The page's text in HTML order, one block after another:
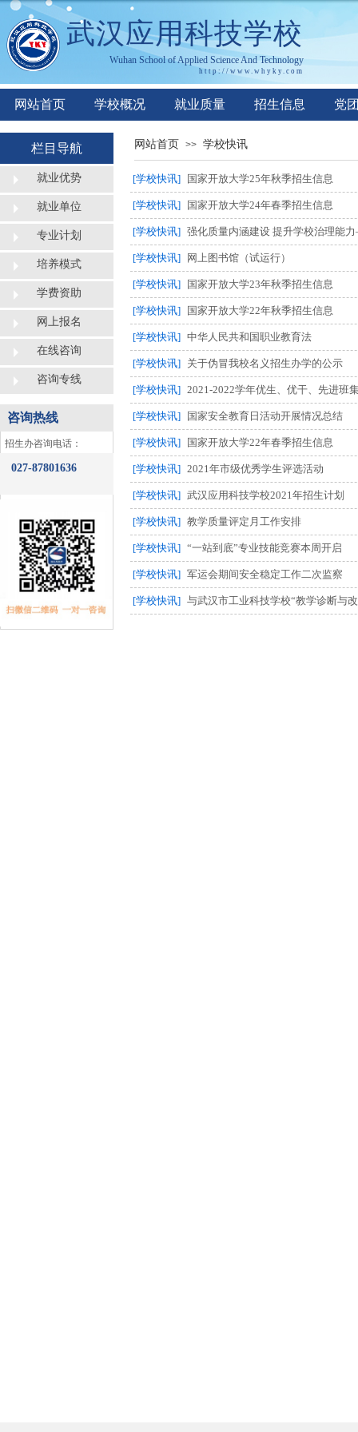
武汉应用科技学校
Wuhan School ofApplied ScienceAnd Technology
http://www.whyky.co m
网站首页 学校概况 就业质量 招生信息 党
栏目导航 网站首页 >> 学校快讯
就业优势
就业单位
专业计划
培养模式
学费资助
网上报名
在线咨询
咨询专线
[学校快讯] 国家开放大学25年秋季招生信息
[学校快讯] 国家开放大学24年春季招生信息
[学校快讯] 强化质量内涵建设 提升学校治理能
[学校快讯] 网上图书馆（试运行）
[学校快讯] 国家开放大学23年秋季招生信息
[学校快讯] 国家开放大学22年秋季招生信息
[学校快讯] 中华人民共和国职业教育法
[学校快讯] 关于伪冒我校名义招生办学的公示
[学校快讯] 2021-2022学年优生、优干、先进班
[学校快讯] 国家安全教育日活动开展情况总结
[学校快讯] 国家开放大学22年春季招生信息
[学校快讯] 2021年市级优秀学生评选活动
[学校快讯] 武汉应用科技学校2021年招生计划
[学校快讯] 教学质量评定月工作安排
[学校快讯] “一站到底”专业技能竞赛本周开启
[学校快讯] 军运会期间安全稳定工作二次监察
[学校快讯] 与武汉市工业科技学校“教学诊断与
咨询热线
​招生办咨询电话：
027-87801636